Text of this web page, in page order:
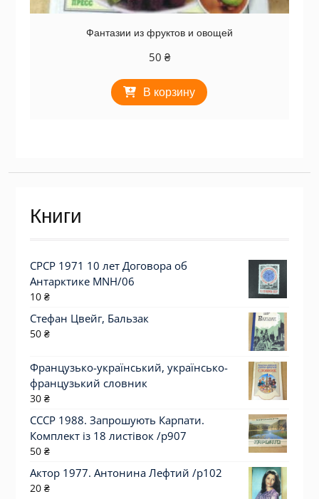
Фантазии из фруктов и овощей
50 ₴
В корзину
Книги
СРСР 1971 10 лет Договора об
Антарктике MNH/06
10 ₴
Стефан Цвейг, Бальзак
50 ₴
Французько-український, українсько-
французький словник
30 ₴
СССР 1988. Запрошують Карпати.
Комплект із 18 листівок /р907
50 ₴
Актор 1977. Антонина Лефтий /p102
20 ₴